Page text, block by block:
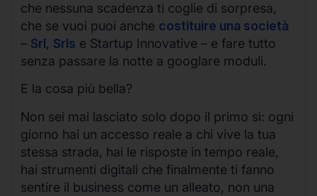
che nessuna scadenza ti coglie di sorpresa,
che se vuoi puoi anche costituire una società
– Srl, Srls e Startup Innovative – e fare tutto
senza passare la notte a googlare moduli.
E la cosa più bella?
Non sei mai lasciato solo dopo il primo sì: ogni
giorno hai un accesso reale a chi vive la tua
stessa strada, hai le risposte in tempo reale,
hai strumenti digitali che finalmente ti fanno
sentire il business come un alleato, non una